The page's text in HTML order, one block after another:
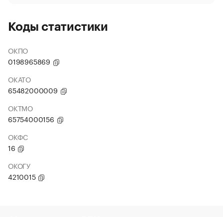
Коды статистики
ОКПО
0198965869
ОКАТО
65482000009
ОКТМО
65754000156
ОКФС
16
ОКОГУ
4210015